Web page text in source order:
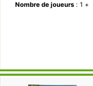
Nombre de joueurs : 1 +